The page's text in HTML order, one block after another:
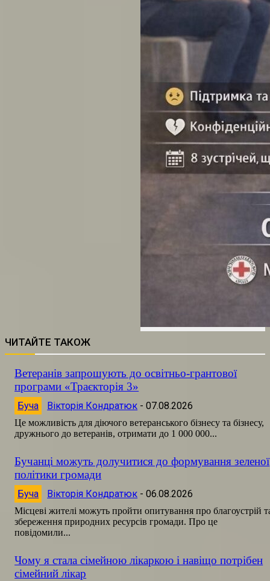
ЧИТАЙТЕ ТАКОЖ
Ветеранів запрошують до освітньо-грантової
програми «Траєкторія 3»
Буча Вікторія Кондратюк - 07.08.2026
Це можливість для діючого ветеранського бізнесу та бізнесу,
дружнього до ветеранів, отримати до 1 000 000...
Бучанці можуть долучитися до формування зеленої
політики громади
Буча Вікторія Кондратюк - 06.08.2026
Місцеві жителі можуть пройти опитування про благоустрій
збереження природних ресурсів громади. Про це
повідомили...
Чому я стала сімейною лікаркою і навіщо потрібен
сімейний лікар